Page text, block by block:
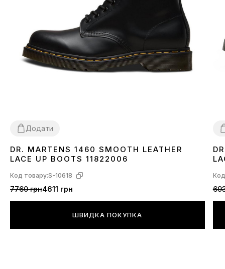
Додати
36 373840 424344 45
DR. MARTENS 1460 SMOOTH LEATHER
LACE UP BOOTS 11822006
Код товару:S-10618
7760 грн4611 грн
ШВИДКА ПОКУПКА